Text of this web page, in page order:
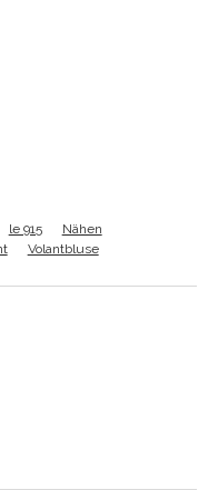
le 915
Nähen
Volantbluse